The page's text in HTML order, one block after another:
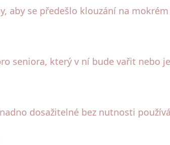
aby se předešlo klouzání na
seniora, který v ní bude vařit nebo
dosažitelné bez nutnosti